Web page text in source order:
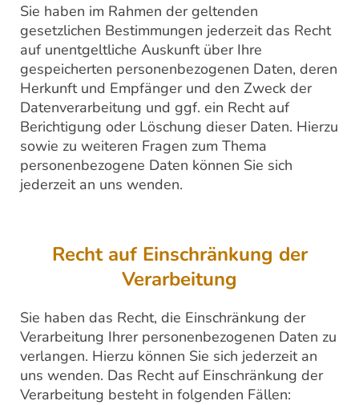
Sie haben im Rahmen der geltenden
gesetzlichen Bestimmungen jederzeit das Recht
auf unentgeltliche Auskunft über Ihre
gespeicherten personenbezogenen Daten, deren
Herkunft und Empfänger und den Zweck der
Datenverarbeitung und ggf. ein Recht auf
Berichtigung oder Löschung dieser Daten. Hierzu
sowie zu weiteren Fragen zum Thema
personenbezogene Daten können Sie sich
jederzeit an uns wenden.
Recht auf Einschränkung der
Verarbeitung
Sie haben das Recht, die Einschränkung der
Verarbeitung Ihrer personenbezogenen Daten zu
verlangen. Hierzu können Sie sich jederzeit an
uns wenden. Das Recht auf Einschränkung der
Verarbeitung besteht in folgenden Fällen: